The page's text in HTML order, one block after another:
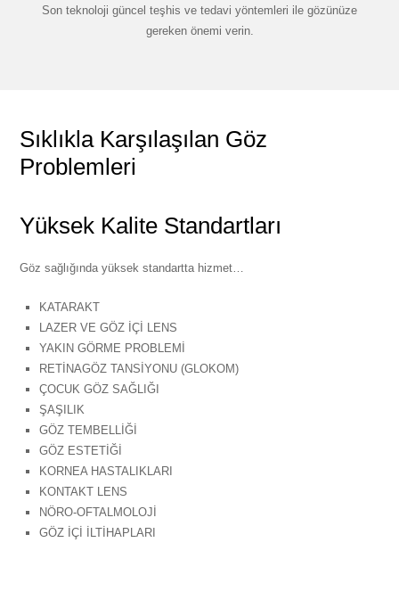
Son teknoloji güncel teşhis ve tedavi yöntemleri ile gözünüze
gereken önemi verin.
Sıklıkla Karşılaşılan Göz
Problemleri
Yüksek Kalite Standartları
Göz sağlığında yüksek standartta hizmet…
KATARAKT
LAZER VE GÖZ İÇİ LENS
YAKIN GÖRME PROBLEMİ
RETİNAGÖZ TANSİYONU (GLOKOM)
ÇOCUK GÖZ SAĞLIĞI
ŞAŞILIK
GÖZ TEMBELLİĞİ
GÖZ ESTETİĞİ
KORNEA HASTALIKLARI
KONTAKT LENS
NÖRO-OFTALMOLOJİ
GÖZ İÇİ İLTİHAPLARI